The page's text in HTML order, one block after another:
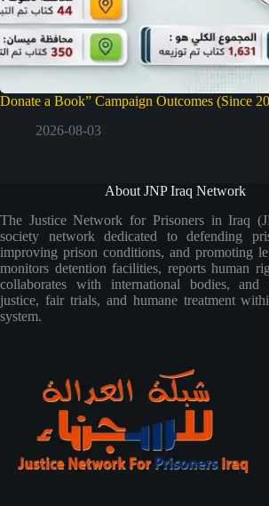
Donate a Book” Campaign Outcomes (Since
2026-08-03
About JNP Iraq Network
The Justice Network for Prisoners in Iraq
society network dedicated to defending
improving prison conditions, and promoting
monitors detention facilities, reports human
collaborates with international bodies, and
justice, fair trials, and humane treatment
system.